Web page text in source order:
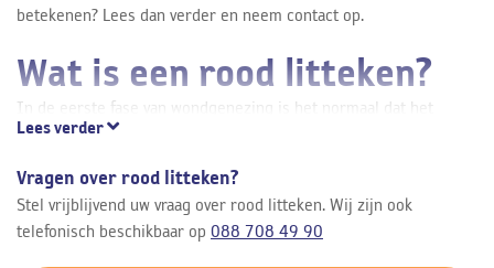
betekenen? Lees dan verder en neem contact op.
Wat is een rood litteken?
In de eerste fase van wondgenezing is het normaal dat het
litteken roder is dan omliggende huid. Wij spreken van een rood
genezingsproces nog altijd rood is. Rode littekens geven soms
meer jeuk- en/of pijnklachten. Wanneer het litteken rood blijft of
zelfs vuriger van kleur wordt kan het wenselijk zijn dit te
Lees verder
Vragen over rood litteken?
Stel vrijblijvend uw vraag over rood litteken. Wij zijn ook
telefonisch beschikbaar op 088 708 49 90